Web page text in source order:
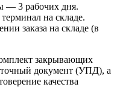
— 3 рабочих дня.
терминал на складе.
заказа на складе (в
закрывающих
документ (УПД), а
качества